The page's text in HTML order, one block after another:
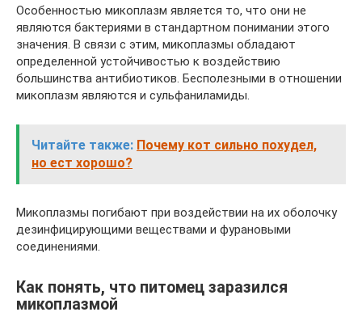
Особенностью микоплазм является то, что они не
являются бактериями в стандартном понимании этого
значения. В связи с этим, микоплазмы обладают
определенной устойчивостью к воздействию
большинства антибиотиков. Бесполезными в отношении
микоплазм являются и сульфаниламиды.
Читайте также: Почему кот сильно похудел,
но ест хорошо?
Микоплазмы погибают при воздействии на их оболочку
дезинфицирующими веществами и фурановыми
соединениями.
Как понять, что питомец заразился
микоплазмой